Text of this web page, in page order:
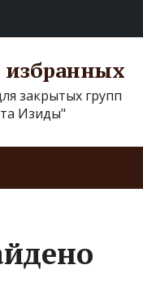
закрытых групп
Изиды"